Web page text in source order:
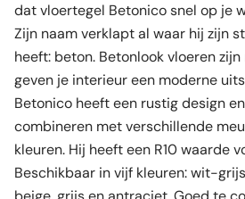
dat vloertegel Betonico snel op je
Zijn naam verklapt al waar hij zijn
heeft: beton. Betonlook vloeren
geven je interieur een moderne
Betonico heeft een rustig design
combineren met verschillende
kleuren. Hij heeft een R10 waarde
Beschikbaar in vijf kleuren: wit-